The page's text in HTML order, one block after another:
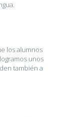
los alumnos
unos
también a